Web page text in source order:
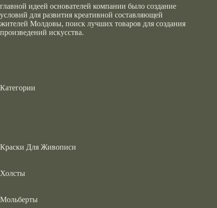
главной идеей основателей компании было создание
условий для развития креативной составляющей
жителей Молдовы, поиск лучших товаров для создания
произведений искусства.
Категории
Краски Для Живописи
Холсты
Мольберты